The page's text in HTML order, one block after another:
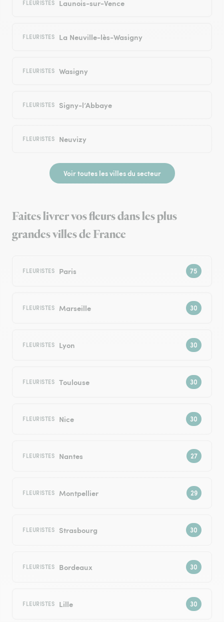
FLEURISTES Launois-sur-Vence
FLEURISTES La Neuville-lès-Wasigny
FLEURISTES Wasigny
FLEURISTES Signy-l’Abbaye
FLEURISTES Neuvizy
Voir toutes les villes du secteur
Faites livrer vos fleurs dans les plus
grandes villes de France
FLEURISTES Paris
FLEURISTES Marseille
FLEURISTES Lyon
FLEURISTES Toulouse
FLEURISTES Nice
FLEURISTES Nantes
FLEURISTES Montpellier
FLEURISTES Strasbourg
FLEURISTES Bordeaux
FLEURISTES Lille